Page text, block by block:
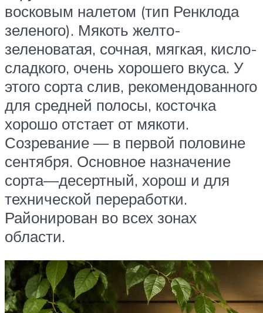
восковым налетом (тип Ренклода
зеленого). Мякоть желто-
зеленоватая, сочная, мягкая, кисло-
сладкого, очень хорошего вкуса. У
этого сорта слив, рекомендованного
для средней полосы, косточка
хорошо отстает от мякоти.
Созревание — в первой половине
сентября. Основное назначение
сорта—десертный, хорош и для
технической переработки.
Районирован во всех зонах
области.